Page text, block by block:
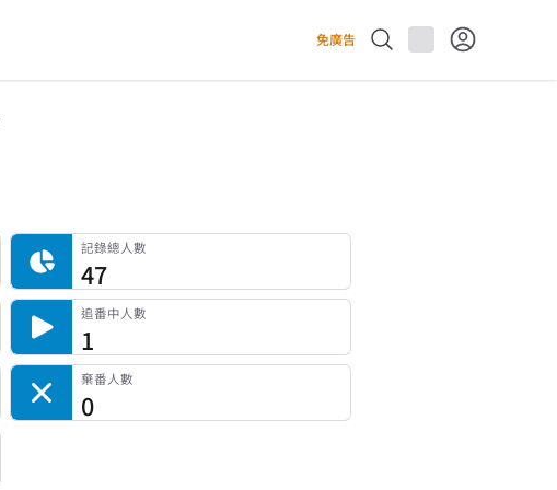
免廣告
記錄總人數
47
追番中人數
1
棄番人數
0